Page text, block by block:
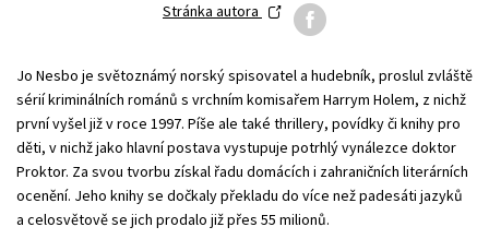
Stránka autora
Jo Nesbo je světoznámý norský spisovatel a hudebník, proslul zvláště
sérií kriminálních románů s vrchním komisařem Harrym Holem, z nichž
první vyšel již v roce 1997. Píše ale také thrillery, povídky či knihy pro
děti, v nichž jako hlavní postava vystupuje potrhlý vynálezce doktor
Proktor. Za svou tvorbu získal řadu domácích i zahraničních literárních
ocenění. Jeho knihy se dočkaly překladu do více než padesáti jazyků
a celosvětově se jich prodalo již přes 55 milionů.